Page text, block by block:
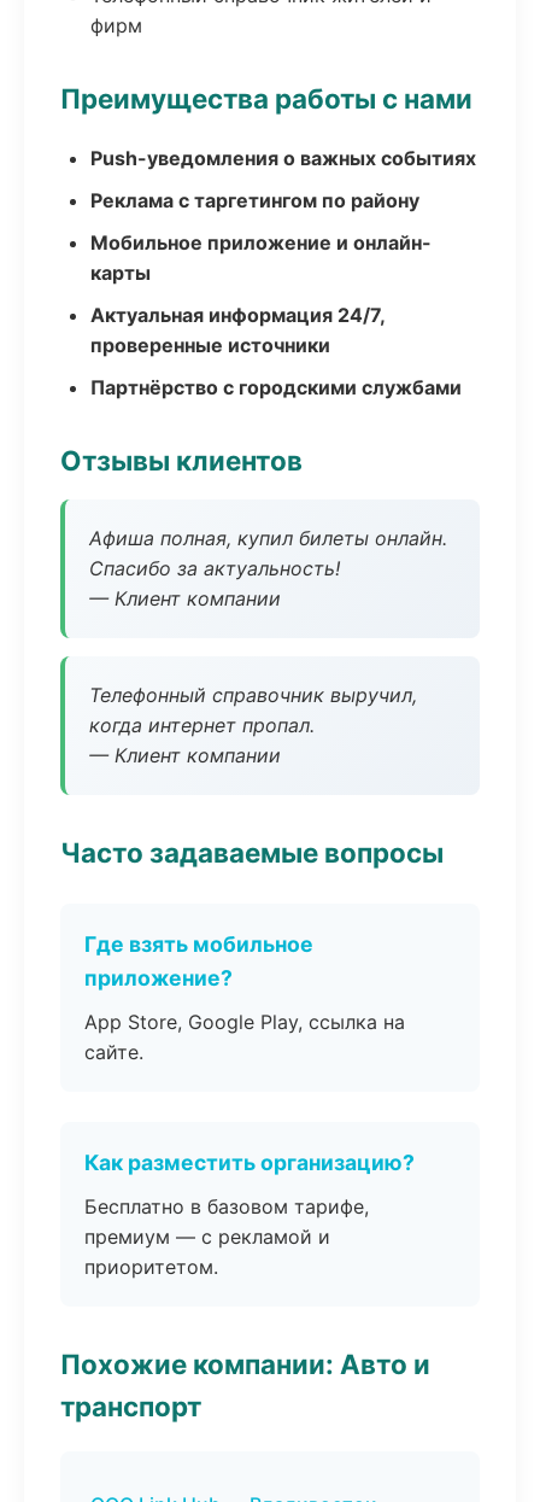
фирм
Преимущества работы с нами
Push-уведомления о важных событиях
Реклама с таргетингом по району
Мобильное приложение и онлайн-
карты
Актуальная информация 24/7,
проверенные источники
Партнёрство с городскими службами
Отзывы клиентов
Афиша полная, купил билеты онлайн.
Спасибо за актуальность!
— Клиент компании
Телефонный справочник выручил,
когда интернет пропал.
— Клиент компании
Часто задаваемые вопросы
Где взять мобильное
приложение?
App Store, Google Play, ссылка на
сайте.
Как разместить организацию?
Бесплатно в базовом тарифе,
премиум — с рекламой и
приоритетом.
Похожие компании: Авто и
транспорт